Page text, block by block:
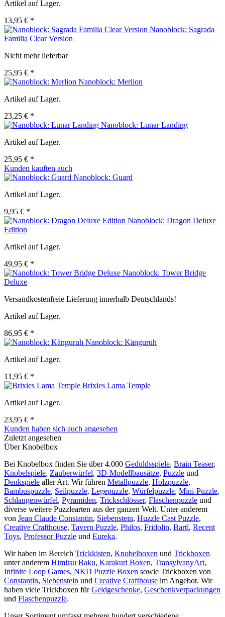
Artikel auf Lager.
13,95 € *
Nanoblock: Sagrada
Familia Clear Version
Nicht mehr lieferbar
25,95 € *
Nanoblock: Merlion
Artikel auf Lager.
23,25 € *
Nanoblock: Lunar Landing
Artikel auf Lager.
25,95 € *
Kunden kauften auch
Nanoblock: Guard
Artikel auf Lager.
9,95 € *
Nanoblock: Dragon Deluxe
Edition
Artikel auf Lager.
49,95 € *
Nanoblock: Tower Bridge
Deluxe
Versandkostenfreie Lieferung innerhalb Deutschlands!
Artikel auf Lager.
86,95 € *
Nanoblock: Känguruh
Artikel auf Lager.
11,95 € *
Brixies Lama Temple
Artikel auf Lager.
23,95 € *
Kunden haben sich auch angesehen
Zuletzt angesehen
Über Knobelbox
Bei Knobelbox finden Sie über 4.000 Geduldsspiele, Brain Teaser,
Knobelspiele, Zauberwürfel, 3D-Modellbausätze, Puzzle und
Denkspiele aller Art. Wir führen Metallpuzzle, Holzpuzzle,
Bambuspuzzle, Seilpuzzle, Legepuzzle, Würfelpuzzle, Mini-Puzzle,
Schlangenwürfel, Pyramiden, Trickschlösser, Flaschenpuzzle und
diverse weitere Puzzlearten aus der ganzen Welt. Unter anderem
von Jean Claude Constantin, Siebenstein, Huzzle Cast Puzzle,
Creative Crafthouse, Tavern Puzzle, Philos, Fridolin, Bartl, Recent
Toys, Professor Puzzle und Eureka.
Wir haben im Bereich Trickkisten, Knobelboxen und Trickboxen
unter anderem Himitsu Baku, Karakuri Boxen, TransylvanyArt,
Infinite Loop Games, NKD Puzzle Boxen sowie Trickboxen von
Constantin, Siebenstein und Creative Crafthouse im Angebot. Wir
haben viele Trickboxen fürGeldgeschenke, Geschenkverpackungen
und Flaschenpuzzle.